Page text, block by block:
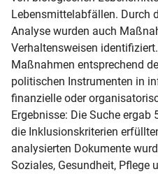
Lebensmittelabfällen. Durch
Analyse wurden auch
Verhaltensweisen
Maßnahmen entsprechend
politischen Instrumenten in
finanzielle oder
Ergebnisse: Die Suche ergab
die Inklusionskriterien
analysierten Dokumente
Soziales, Gesundheit, Pflege